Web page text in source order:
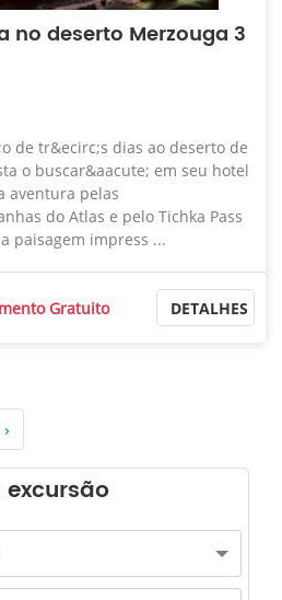
no deserto Merzouga 3
de tr&ecirc;s dias ao deserto de
o buscar&aacute; em seu hotel
aventura pelas
do Atlas e pelo Tichka Pass
paisagem impress ...
Gratuito DETALHES
›
excursão